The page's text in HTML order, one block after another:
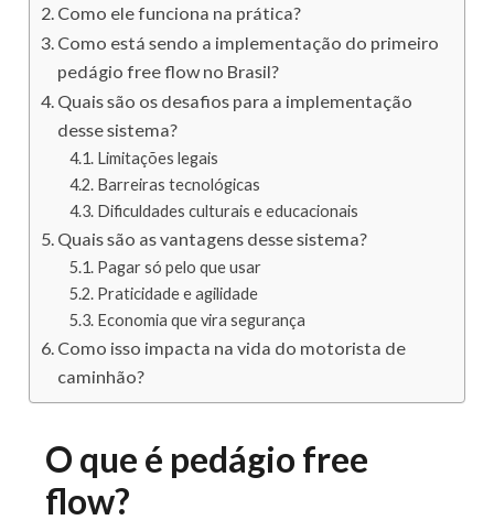
Como ele funciona na prática?
Como está sendo a implementação do primeiro
pedágio free flow no Brasil?
Quais são os desafios para a implementação
desse sistema?
Limitações legais
Barreiras tecnológicas
Dificuldades culturais e educacionais
Quais são as vantagens desse sistema?
Pagar só pelo que usar
Praticidade e agilidade
Economia que vira segurança
Como isso impacta na vida do motorista de
caminhão?
O que é pedágio free
flow?